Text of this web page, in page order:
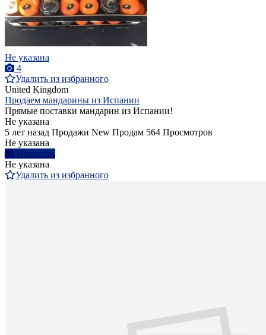
Не указана
4
Удалить из избранного
United Kingdom
Продаем мандарины из Испании
Прямые поставки мандарин из Испании!
Не указана
5 лет назад Продажи New Продам 564 Просмотров
Не указана
Написать
Не указана
Удалить из избранного